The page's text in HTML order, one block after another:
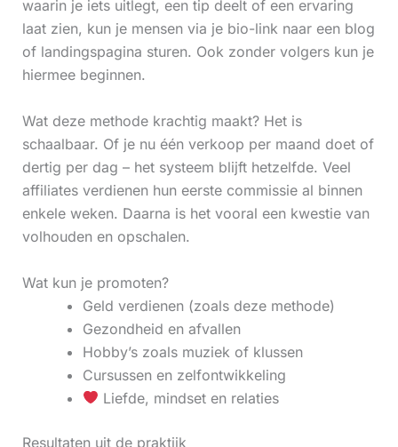
waarin je iets uitlegt, een tip deelt of een ervaring
laat zien, kun je mensen via je bio-link naar een blog
of landingspagina sturen. Ook zonder volgers kun je
hiermee beginnen.
Wat deze methode krachtig maakt? Het is
schaalbaar. Of je nu één verkoop per maand doet of
dertig per dag – het systeem blijft hetzelfde. Veel
affiliates verdienen hun eerste commissie al binnen
enkele weken. Daarna is het vooral een kwestie van
volhouden en opschalen.
Wat kun je promoten?
Geld verdienen (zoals deze methode)
Gezondheid en afvallen
Hobby’s zoals muziek of klussen
Cursussen en zelfontwikkeling
Liefde, mindset en relaties
Resultaten uit de praktijk